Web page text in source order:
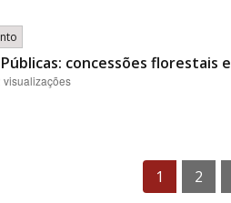
concessões florestais
visualizações
1 2